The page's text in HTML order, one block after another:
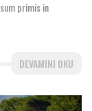
primis in
DEVAMINI OKU